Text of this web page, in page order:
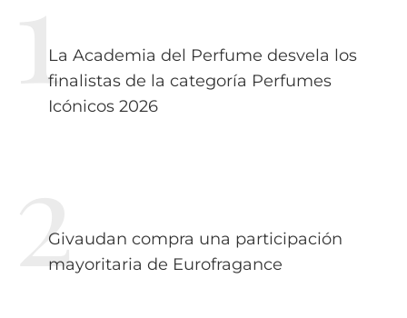
La Academia del Perfume desvela los
finalistas de la categoría Perfumes
Icónicos 2026
Givaudan compra una participación
mayoritaria de Eurofragance